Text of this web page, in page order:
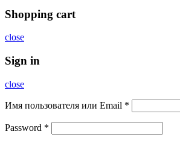
Shopping cart
close
Sign in
close
Имя пользователя или Email *
Password *